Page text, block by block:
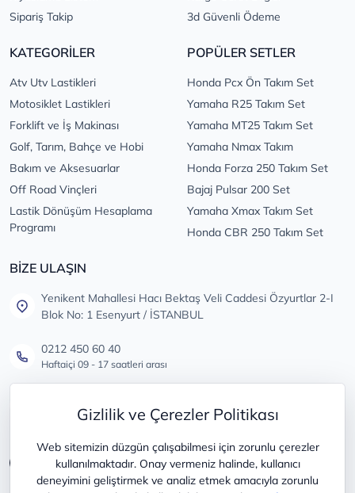
Gizlilik ve Çerezler Politikası
Web sitemizin düzgün çalışabilmesi için zorunlu çerezler
kullanılmaktadır. Onay vermeniz halinde, kullanıcı
deneyimini geliştirmek ve analiz etmek amacıyla zorunlu
Sipariş Takip
3d Güvenli Ödeme
KATEGORİLER
Atv Utv Lastikleri
Motosiklet Lastikleri
Forklift ve İş Makinası
Golf, Tarım, Bahçe ve Hobi
Bakım ve Aksesuarlar
Off Road Vinçleri
Lastik Dönüşüm Hesaplama
Programı
POPÜLER SETLER
Honda Pcx Ön Takım Set
Yamaha R25 Takım Set
Yamaha MT25 Takım Set
Yamaha Nmax Takım
Honda Forza 250 Takım Set
Bajaj Pulsar 200 Set
Yamaha Xmax Takım Set
Honda CBR 250 Takım Set
BİZE ULAŞIN
Yenikent Mahallesi Hacı Bektaş Veli Caddesi Özyurtlar 2-I
Blok No: 1 Esenyurt / İSTANBUL
0212 450 60 40
Haftaiçi 09 - 17 saatleri arası
Tüm öneri ve şikayetleriniz için